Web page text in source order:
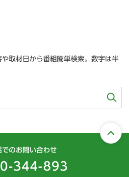
取材日から番組簡単検索。数字は半
でのお問い合わせ
344-893